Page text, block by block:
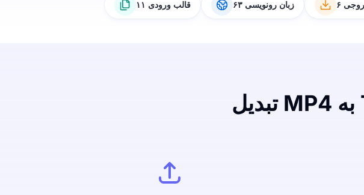
۱۱ قالب ورودی ۶۳ زبان رونویسی